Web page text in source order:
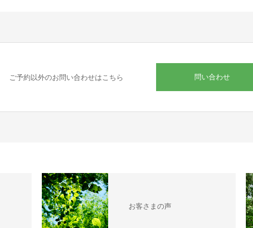
ご予約以外のお問い合わせはこちら 問い合わせ
お客さまの声